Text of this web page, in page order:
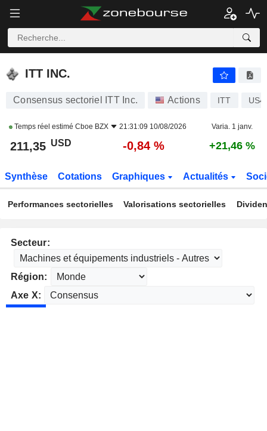
ITT INC.
ITT INC.
Consensus sectoriel ITT Inc. Actions ITT
Temps réel estimé Cboe BZX 21:31:09 10/08/2026 Varia. 1 janv.
211,35 USD -0,84 % +21,46 %
Synthèse Cotations Graphiques Actualités
Performances sectorielles Valorisations sectorielles
Secteur:
Région:
Axe X: